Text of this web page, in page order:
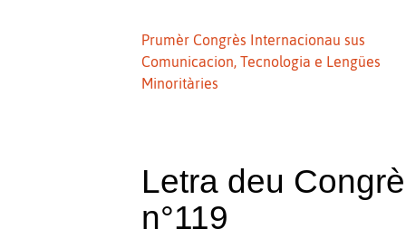
Prumèr Congrès Internacionau sus
Comunicacion, Tecnologia e Lengües
Minoritàries
Letra deu
n°119